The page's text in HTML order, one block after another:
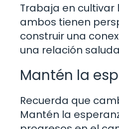
Trabaja en
ambos tienen
construir una
una relación
Mantén la
Recuerda que
Mantén la